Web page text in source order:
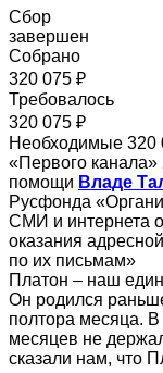
Сбор
завершен
Собрано
320 075 ₽
Требовалось
320 075 ₽
Необходимые 320
«Первого канала»
помощи Владе
Русфонда
СМИ и интернета
оказания
по их письмам»
Платон – наш
Он родился
полтора месяца. В
месяцев не
сказали нам, что